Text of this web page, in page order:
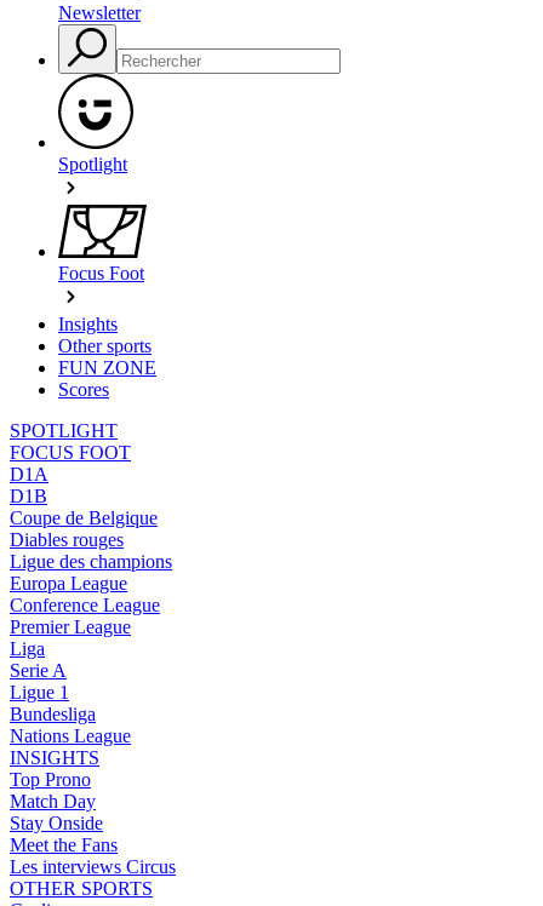
Newsletter
Spotlight
Focus Foot
Insights
Other sports
FUN ZONE
Scores
SPOTLIGHT
FOCUS FOOT
D1A
D1B
Coupe de Belgique
Diables rouges
Ligue des champions
Europa League
Conference League
Premier League
Liga
Serie A
Ligue 1
Bundesliga
Nations League
INSIGHTS
Top Prono
Match Day
Stay Onside
Meet the Fans
Les interviews Circus
OTHER SPORTS